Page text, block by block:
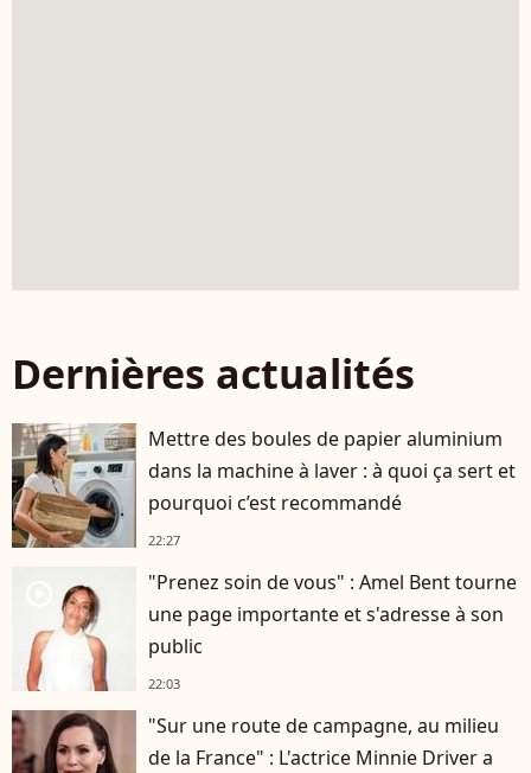
Dernières actualités
Mettre des boules de papier aluminium
dans la machine à laver : à quoi ça sert et
pourquoi c’est recommandé
22:27
"Prenez soin de vous" : Amel Bent tourne
une page importante et s'adresse à son
public
22:03
"Sur une route de campagne, au milieu
de la France" : L'actrice Minnie Driver a